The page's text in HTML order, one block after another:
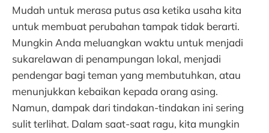
Mudah untuk merasa putus asa ketika usaha kita
untuk membuat perubahan tampak tidak berarti.
Mungkin Anda meluangkan waktu untuk menjadi
sukarelawan di penampungan lokal, menjadi
pendengar bagi teman yang membutuhkan, atau
menunjukkan kebaikan kepada orang asing.
Namun, dampak dari tindakan-tindakan ini sering
sulit terlihat. Dalam saat-saat ragu, kita mungkin